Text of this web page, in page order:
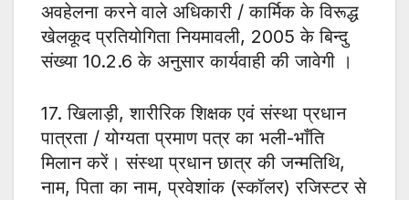
अवहेलना करने वाले अधिकारी / कार्मिक के विरूद्ध
खेलकूद प्रतियोगिता नियमावली, 2005 के बिन्दु
संख्या 10.2.6 के अनुसार कार्यवाही की जावेगी ।
17. खिलाड़ी, शारीरिक शिक्षक एवं संस्था प्रधान
पात्रता / योग्यता प्रमाण पत्र का भली-भाँति
मिलान करें। संस्था प्रधान छात्र की जन्मतिथि,
नाम, पिता का नाम, प्रवेशांक (स्कॉलर) रजिस्टर से